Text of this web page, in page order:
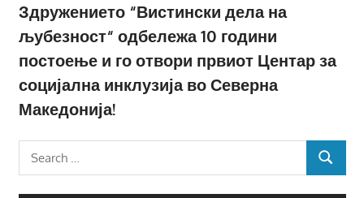
Здружението “Вистински дела на
љубезност“ одбележа 10 години
постоење и го отвори првиот Центар за
социјална инклузија во Северна
Македонија!
SEARCH